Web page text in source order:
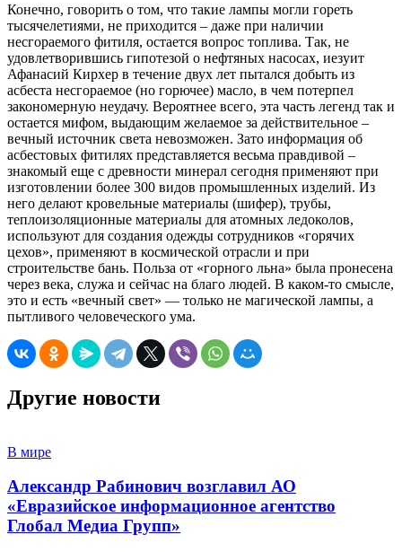
Конечно, говорить о том, что такие лампы могли гореть
тысячелетиями, не приходится – даже при наличии
несгораемого фитиля, остается вопрос топлива. Так, не
удовлетворившись гипотезой о нефтяных насосах, иезуит
Афанасий Кирхер в течение двух лет пытался добыть из
асбеста несгораемое (но горючее) масло, в чем потерпел
закономерную неудачу. Вероятнее всего, эта часть легенд так и
остается мифом, выдающим желаемое за действительное –
вечный источник света невозможен. Зато информация об
асбестовых фитилях представляется весьма правдивой –
знакомый еще с древности минерал сегодня применяют при
изготовлении более 300 видов промышленных изделий. Из
него делают кровельные материалы (шифер), трубы,
теплоизоляционные материалы для атомных ледоколов,
используют для создания одежды сотрудников «горячих
цехов», применяют в космической отрасли и при
строительстве бань. Польза от «горного льна» была пронесена
через века, служа и сейчас на благо людей. В каком-то смысле,
это и есть «вечный свет» — только не магической лампы, а
пытливого человеческого ума.
Другие новости
В мире
Александр Рабинович возглавил АО
«Евразийское информационное агентство
Глобал Медиа Групп»